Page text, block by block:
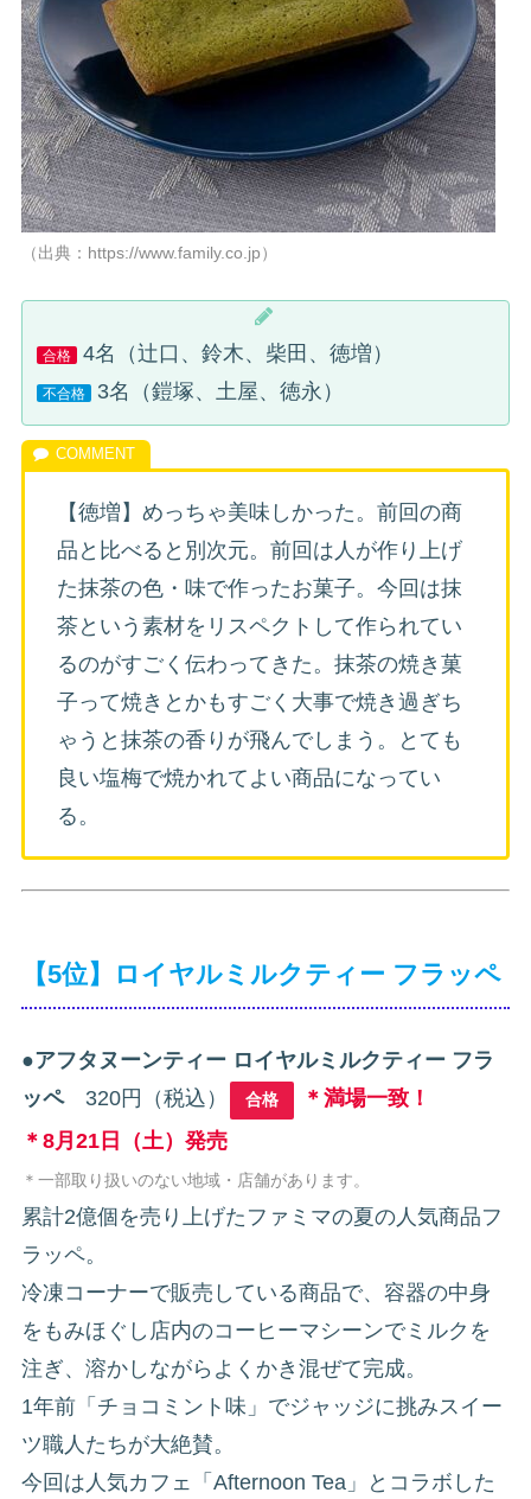
（出典：https://www.family.co.jp）
合格 4名（辻口、鈴木、柴田、徳増）
不合格 3名（鎧塚、土屋、徳永）
【徳増】めっちゃ美味しかった。前回の商
品と比べると別次元。前回は人が作り上げ
た抹茶の色・味で作ったお菓子。今回は抹
茶という素材をリスペクトして作られてい
るのがすごく伝わってきた。抹茶の焼き菓
子って焼きとかもすごく大事で焼き過ぎち
ゃうと抹茶の香りが飛んでしまう。とても
良い塩梅で焼かれてよい商品になってい
る。
【5位】ロイヤルミルクティー フラッペ
●アフタヌーンティー ロイヤルミルクティー フラ
ッペ320円（税込） 合格
＊満場一致！
＊8月21日（土）発売
＊一部取り扱いのない地域・店舗があります。
累計2億個を売り上げたファミマの夏の人気商品フ
ラッペ。
冷凍コーナーで販売している商品で、容器の中身
をもみほぐし店内のコーヒーマシーンでミルクを
注ぎ、溶かしながらよくかき混ぜて完成。
1年前「チョコミント味」でジャッジに挑みスイー
ツ職人たちが大絶賛。
今回は人気カフェ「Afternoon Tea」とコラボした